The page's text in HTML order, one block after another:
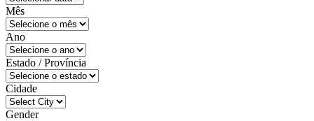
Mês
Ano
Estado / Província
Cidade
Gender